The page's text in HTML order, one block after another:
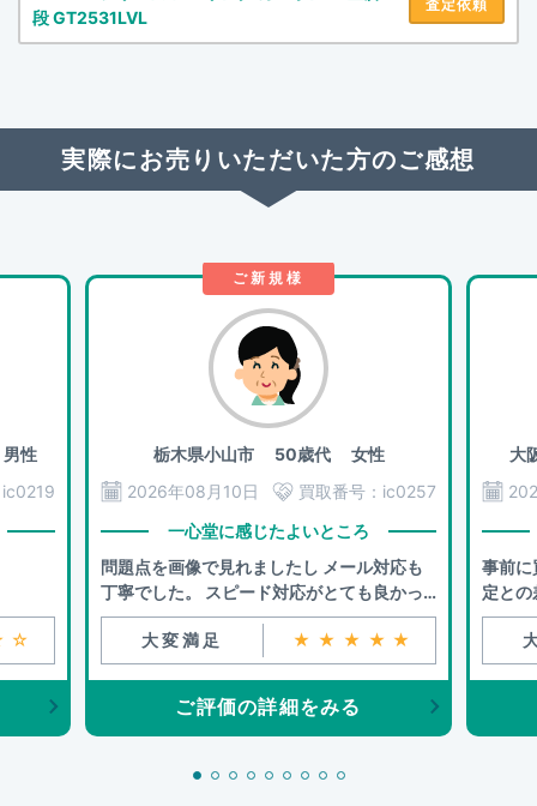
段 GT2531LVL
査定依頼
実際にお売りいただいた方のご感想
性
ic0219
ご新規様
栃木県小山市50歳代 女性
2026年08月10日
買取番号： ic0257
一心堂に感じたよいところ
問題点を画像で見れましたし メール対応も
丁寧でした。 スピード対応がとても良かっ
たです。
大変満足
★★★★★
ご評価の詳細をみる
大
事前に
定と